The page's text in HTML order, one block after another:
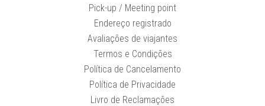
Pick-up / Meeting point
Endereço registrado
Avaliações de viajantes
Termos e Condições
Política de Cancelamento
Política de Privacidade
Livro de Reclamações